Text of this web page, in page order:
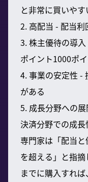
と非常に買いやす
2. 高配当 - 配当
3. 株主優待の導
ポイント1000ポ
4. 事業の安定性 -
がある
5. 成長分野への
決済分野での成長
専門家は「配当
を超える」と指
までに購入すれ